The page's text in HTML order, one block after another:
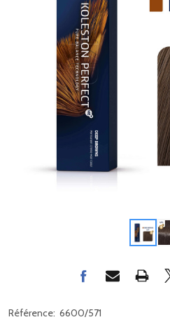
Référence: 6600/571